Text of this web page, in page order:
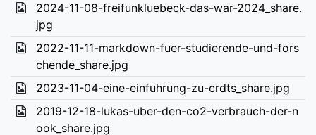
2024-11-08-freifunkluebeck-das-war-2024_share.
jpg
2022-11-11-markdown-fuer-studierende-und-fors
chende_share.jpg
2023-11-04-eine-einfuhrung-zu-crdts_share.jpg
2019-12-18-lukas-uber-den-co2-verbrauch-der-n
ook_share.jpg